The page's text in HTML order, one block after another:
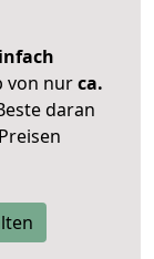
von nurca.
daran